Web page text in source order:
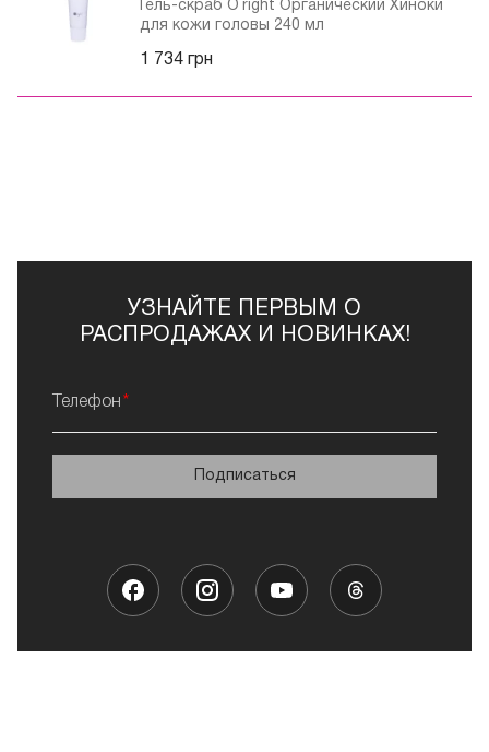
Гель-скраб O`right Органический Хиноки
для кожи головы 240 мл
1 734 грн
УЗНАЙТЕ ПЕРВЫМ О
РАСПРОДАЖАХ И НОВИНКАХ!
Телефон
Подписаться